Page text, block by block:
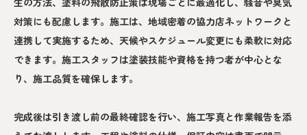
対策にも配慮します。施工は、地域密着の協力店ネットワークと
連携して実施するため、天候やスケジュール変更にも柔軟に対応
できます。施工スタッフは塗装技能や資格を持つ者が中心とな
り、施工品質を確保します。
完成後は引き渡し前の最終確認を行い、施工写真と作業報告を添